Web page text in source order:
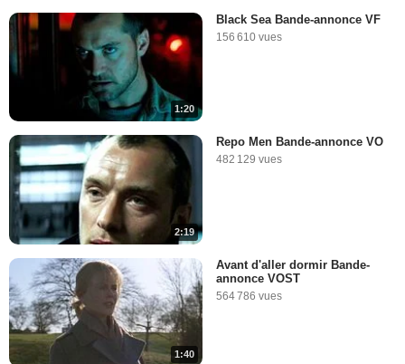
1:20
Black Sea Bande-annonce VF
156 610 vues
2:19
Repo Men Bande-annonce VO
482 129 vues
1:40
Avant d'aller dormir Bande-
annonce VOST
564 786 vues